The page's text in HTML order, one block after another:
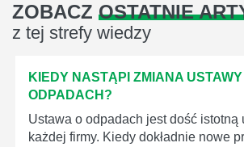
ZOBACZ OSTATNIE
z tej strefy wiedzy
KIEDY NASTĄPI ZMIANA USTAWY
ODPADACH?
Ustawa o odpadach jest dość istotną
każdej firmy. Kiedy dokładnie nowe